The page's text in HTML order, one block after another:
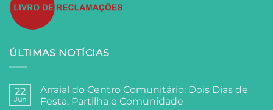
ÚLTIMAS NOTÍCIAS
22
Jun
Arraial do Centro Comunitário: Dois Dias de
Festa, Partilha e Comunidade